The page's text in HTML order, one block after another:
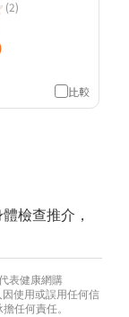
(2)
比較
檢查推介，
表健康網購
使用或誤用任何信
任何責任。